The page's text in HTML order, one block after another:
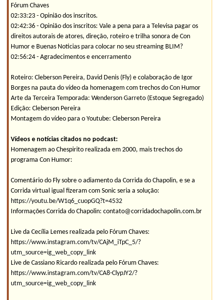
Fórum Chaves
02:33:23 - Opinião dos inscritos.
02:42:36 - Opinião dos inscritos: Vale a pena para a Televisa pagar os
direitos autorais de atores, direção, roteiro e trilha sonora de Con
Humor e Buenas Noticias para colocar no seu streaming BLIM?
02:56:24 - Agradecimentos e encerramento
Roteiro: Cleberson Pereira, David Denis (Fly) e colaboração de Igor
Borges na pauta do vídeo da homenagem com trechos do Con Humor
Arte da Terceira Temporada: Wenderson Garreto (Estoque Segregado)
Edição: Cleberson Pereira
Montagem do vídeo para o Youtube: Cleberson Pereira
Vídeos e notícias citados no podcast:
Homenagem ao Chespirito realizada em 2000, mais trechos do
programa Con Humor:
Comentário do Fly sobre o adiamento da Corrida do Chapolin, e se a
Corrida virtual igual fizeram com Sonic seria a solução:
https://youtu.be/W1q6_cuopGQ?t=4532
Informações Corrida do Chapolin: contato@corridadochapolin.com.br
Live da Cecília Lemes realizada pelo Fórum Chaves:
https://www.instagram.com/tv/CAjM_iTpC_5/?
utm_source=ig_web_copy_link
Live de Cassiano Ricardo realizada pelo Fórum Chaves:
https://www.instagram.com/tv/CA8-ClypJY2/?
utm_source=ig_web_copy_link